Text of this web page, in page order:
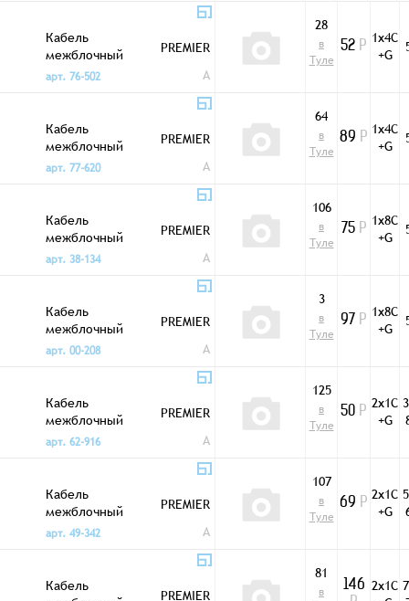
Кабель
межблочный
1/4C+1 LCS-4
PREMIER
арт. 76-502
A
28
в
Туле
52 Р
1х4C
+G
Кабель
межблочный
1/4C+1 LCS-4 медь
PREMIER
арт. 77-620
A
64
в
Туле
89 Р
1х4C
+G
Кабель
межблочный
1/8C+1 5мм LCS-8
PREMIER
арт. 38-134
A
106
в
Туле
75 Р
1х8C
+G
Кабель
межблочный
1/8C+1 5мм LCS-8
PREMIER
арт. 00-208
A
3
в
Туле
97 Р
1х8C
+G
Кабель
межблочный
2/1C+1 1,8мм LCL-
PREMIER
арт. 62-916
A
125
в
Туле
50 Р
2х1C
+G
Кабель
межблочный
2/1C+1 2,6мм LCL-
PREMIER
арт. 49-342
A
107
в
Туле
69 Р
2х1C
+G
Кабель
PREMIER
81
в
146 2х1C